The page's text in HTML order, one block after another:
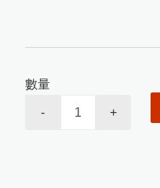
關於我們
技
技
技
技
光澤度計及光學檢測儀器
金
屬
探
測
及
工
程
相
關
檢
測
儀
日本KETT 會長與夫人來訪
微小測孔光澤度計的應用
如何測量曲面的光澤度？
數量
- +